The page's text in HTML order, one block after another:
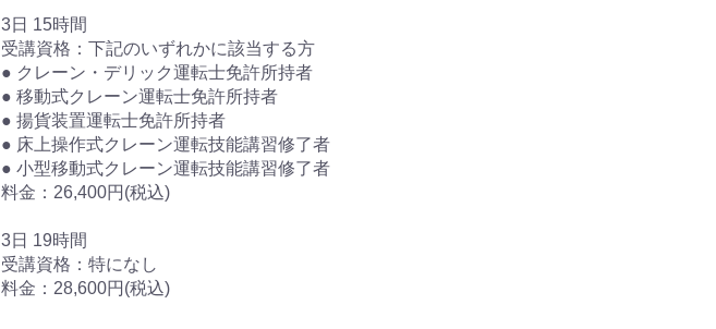
3日 15時間
受講資格：下記のいずれかに該当する方
● クレーン・デリック運転士免許所持者
● 移動式クレーン運転士免許所持者
● 揚貨装置運転士免許所持者
● 床上操作式クレーン運転技能講習修了者
● 小型移動式クレーン運転技能講習修了者
料金：26,400円(税込)
3日 19時間
受講資格：特になし
料金：28,600円(税込)